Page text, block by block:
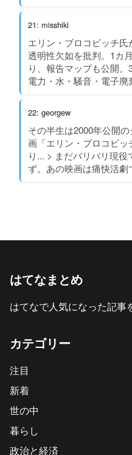
21: misshiki
エリン・ブロコビッチ
透明性欠如を批判。1カ
り、報告マップも公開。
電力・水・騒音・電子廃
22: georgew
その半生は2000年公開
画「エリン・ブロコビ
り... > まだバリバリ現
ず。あの映画は痛快活劇
はてなまとめ
はてなで人気になった記事
カテゴリー
注目
新着
世の中
暮らし
政治と経済